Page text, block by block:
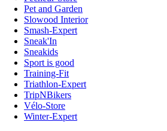
Pet and Garden
Slowood Interior
Smash-Expert
Sneak'In
Sneakids
Sport is good
Training-Fit
Triathlon-Expert
TripNBikers
Vélo-Store
Winter-Expert